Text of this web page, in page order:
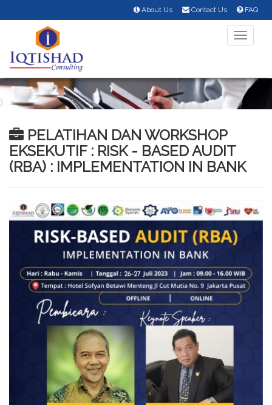
About Us Contact Us FAQ
Toggle
PELATIHAN DAN WORKSHOP
EKSEKUTIF : RISK - BASED AUDIT
(RBA) : IMPLEMENTATION IN BANK